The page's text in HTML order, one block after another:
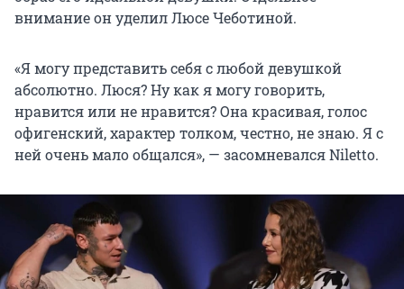
внимание он уделил Люсе Чеботиной.
«Я могу представить себя с любой девушкой
абсолютно. Люся? Ну как я могу говорить,
нравится или не нравится? Она красивая, голос
офигенский, характер толком, честно, не знаю. Я с
ней очень мало общался», — засомневался Niletto.